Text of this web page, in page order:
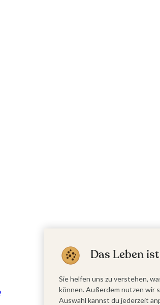
Das Leben
Sie helfen uns zu verstehen,
können. Außerdem nutzen wir
Auswahl kannst du jederzeit